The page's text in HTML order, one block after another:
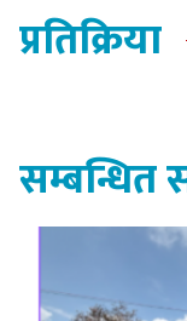
प्रतिक्रिया
सम्बन्धित